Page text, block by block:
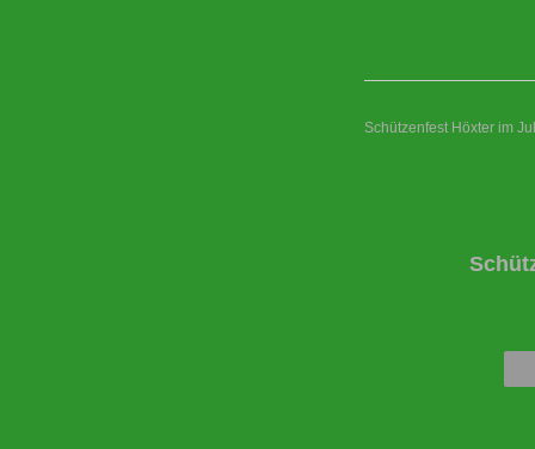
Schützenfest Höxter im